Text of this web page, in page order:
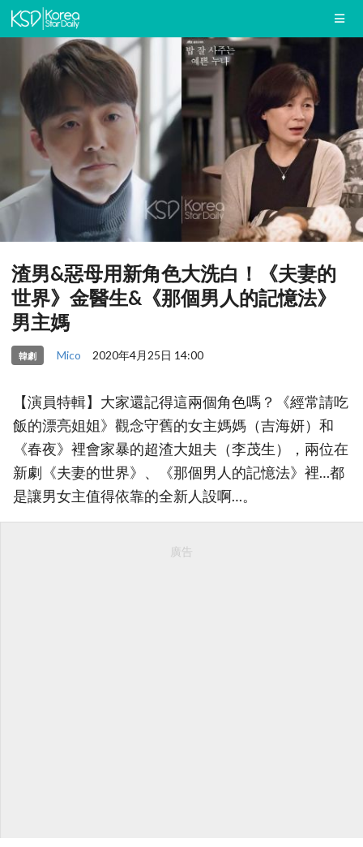
渣男&惡母用新角色大洗白！《夫妻的
世界》金醫生&《那個男人的記憶法》
男主媽
韓劇 Mico 2020年4月25日 14:00
【演員特輯】大家還記得這兩個角色嗎？《經常請吃
飯的漂亮姐姐》觀念守舊的女主媽媽（吉海妍）和
《春夜》裡會家暴的超渣大姐夫（李茂生），兩位在
新劇《夫妻的世界》、《那個男人的記憶法》裡…都
是讓男女主值得依靠的全新人設啊…。
廣告